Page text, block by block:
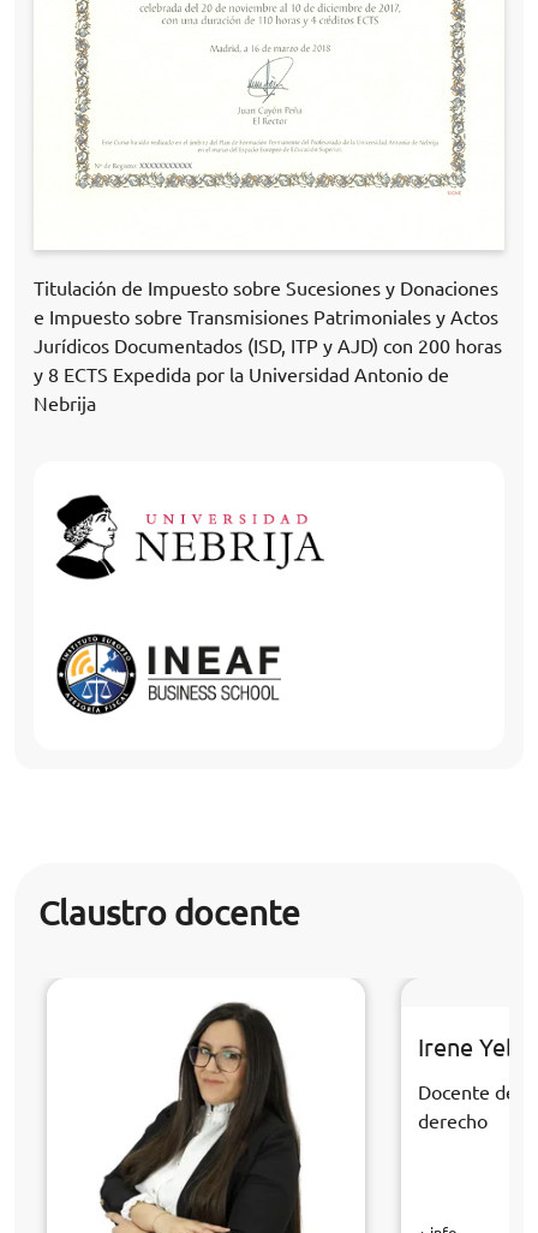
Titulación de Impuesto sobre Sucesiones y Donaciones
e Impuesto sobre Transmisiones Patrimoniales y Actos
Jurídicos Documentados (ISD, ITP y AJD) con 200 horas
y 8 ECTS Expedida por la Universidad Antonio de
Nebrija
Claustro docente
Irene
Docente de
derecho